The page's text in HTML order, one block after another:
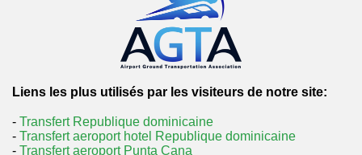
Liens les plus utilisés par les visiteurs de notre site:
- Transfert Republique dominicaine
- Transfert aeroport hotel Republique dominicaine
- Transfert aeroport Punta Cana